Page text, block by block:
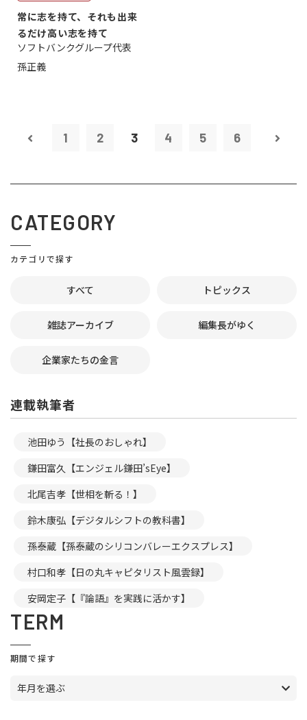
常に志を持て、それも出来
るだけ高い志を持て
ソフトバンクグループ代表
孫正義
1 2 3 4 5 6
CATEGORY
カテゴリで探す
すべて トピックス
雑誌アーカイブ 編集長がゆく
企業家たちの金言
連載執筆者
池田ゆう【社長のおしゃれ】
鎌田富久【エンジェル鎌田’sEye】
北尾吉孝【世相を斬る！】
鈴木康弘【デジタルシフトの教科書】
孫泰蔵【孫泰蔵のシリコンバレーエクスプレス】
村口和孝【日の丸キャピタリスト風雲録】
安岡定子【『論語』を実践に活かす】
TERM
期間で探す
年月を選ぶ